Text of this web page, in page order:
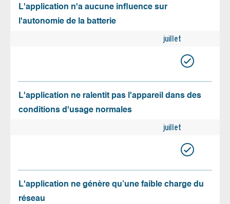
L'application n'a aucune influence sur
l'autonomie de la batterie
juillet
L'application ne ralentit pas l'appareil dans des
conditions d'usage normales
juillet
L'application ne génère qu’une faible charge du
réseau